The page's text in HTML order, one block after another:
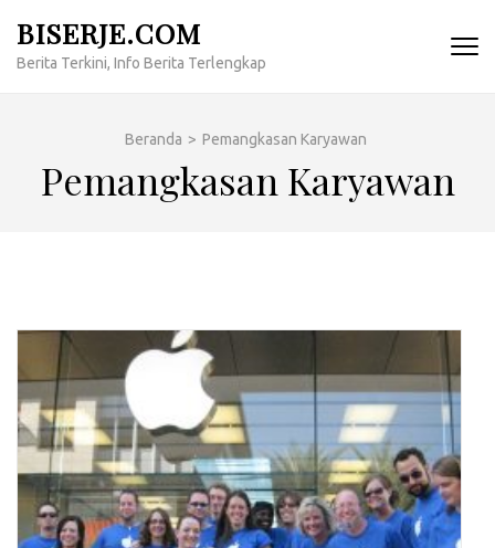
konten
BISERJE.COM
Berita Terkini, Info Berita Terlengkap
Beranda > Pemangkasan Karyawan
Pemangkasan Karyawan